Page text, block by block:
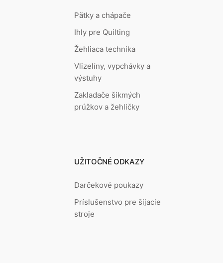
Pätky a chápače
Ihly pre Quilting
Žehliaca technika
Vlizelíny, vypchávky a
výstuhy
Zakladače šikmých
prúžkov a žehličky
UŽITOČNÉ ODKAZY
Darčekové poukazy
Príslušenstvo pre šijacie
stroje